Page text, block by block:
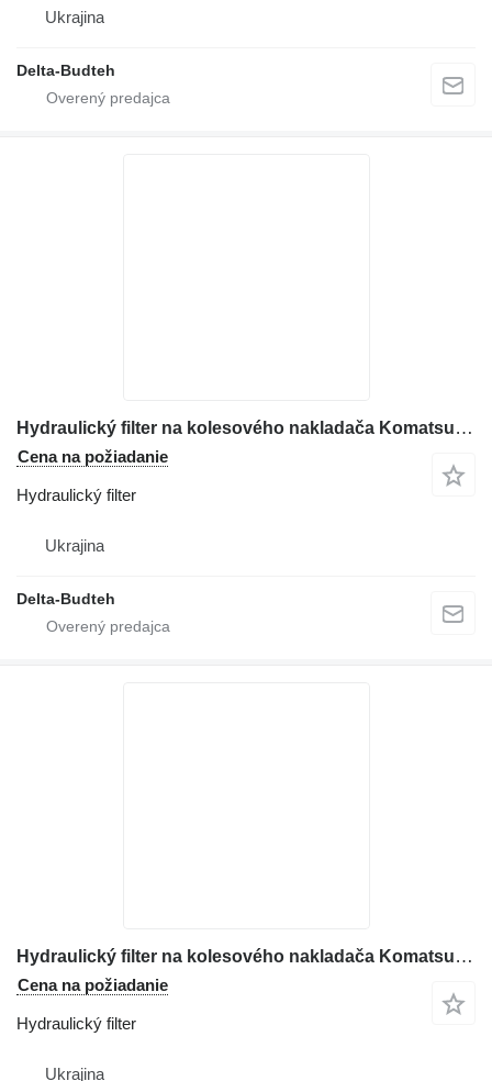
Ukrajina
Delta-Budteh
Hydraulický filter na kolesového nakladača Komatsu WA470
Cena na požiadanie
Hydraulický filter
Ukrajina
Delta-Budteh
Hydraulický filter na kolesového nakladača Komatsu WA380
Cena na požiadanie
Hydraulický filter
Ukrajina